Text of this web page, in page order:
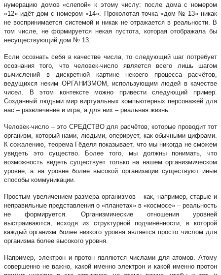
нумерацию домов «слепой» к этому числу: после дома с номером
«12» идёт дом с номером «14». Проколотая точка «дом № 13» никак
не воспринимается системой и никак не отражается в реальности. В
том числе, не формируется некая пустота, которая отображала бы
несуществующий дом № 13.
Если осознать себя в качестве числа, то следующий шаг потребует
осознания того, что человек-число является всего лишь шагом
вычислений в дискретной картине некоего процесса расчётов,
ведущихся неким ОРГАНИЗМОМ, использующим людей в качестве
чисел. В этом контексте можно привести следующий пример.
Созданный людьми мир виртуальных компьютерных персонажей для
нас – развлечение и игра, а для них – реальная жизнь.
Человек-число – это СРЕДСТВО для расчётов, которые проводит тот
организм, который нами, людьми, оперирует, как обычными цифрами.
К сожалению, теорема Гёделя показывает, что мы никогда не сможем
увидеть это существо. Более того, мы должны понимать, что
возможность видеть существует только на нашем организмическом
уровне, а на уровне более высокой организации существуют иные
способы коммуникации.
Простым увеличением размера организмов – как, например, старые и
неправильные представления о «планетах» в «космосе» – реальность
не формируется. Организмические отношения уровней
выстраиваются, исходя из структурной подчинённости, в которой
каждый организм более низкого уровня является просто числом для
организма более высокого уровня.
Например, электрон и протон являются числами для атомов. Атому
совершенно не важно, какой именно электрон и какой именно протон